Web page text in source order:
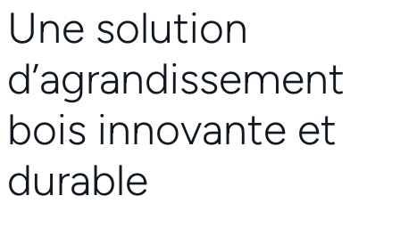
Une solution
d’agrandissement
bois innovante et
durable